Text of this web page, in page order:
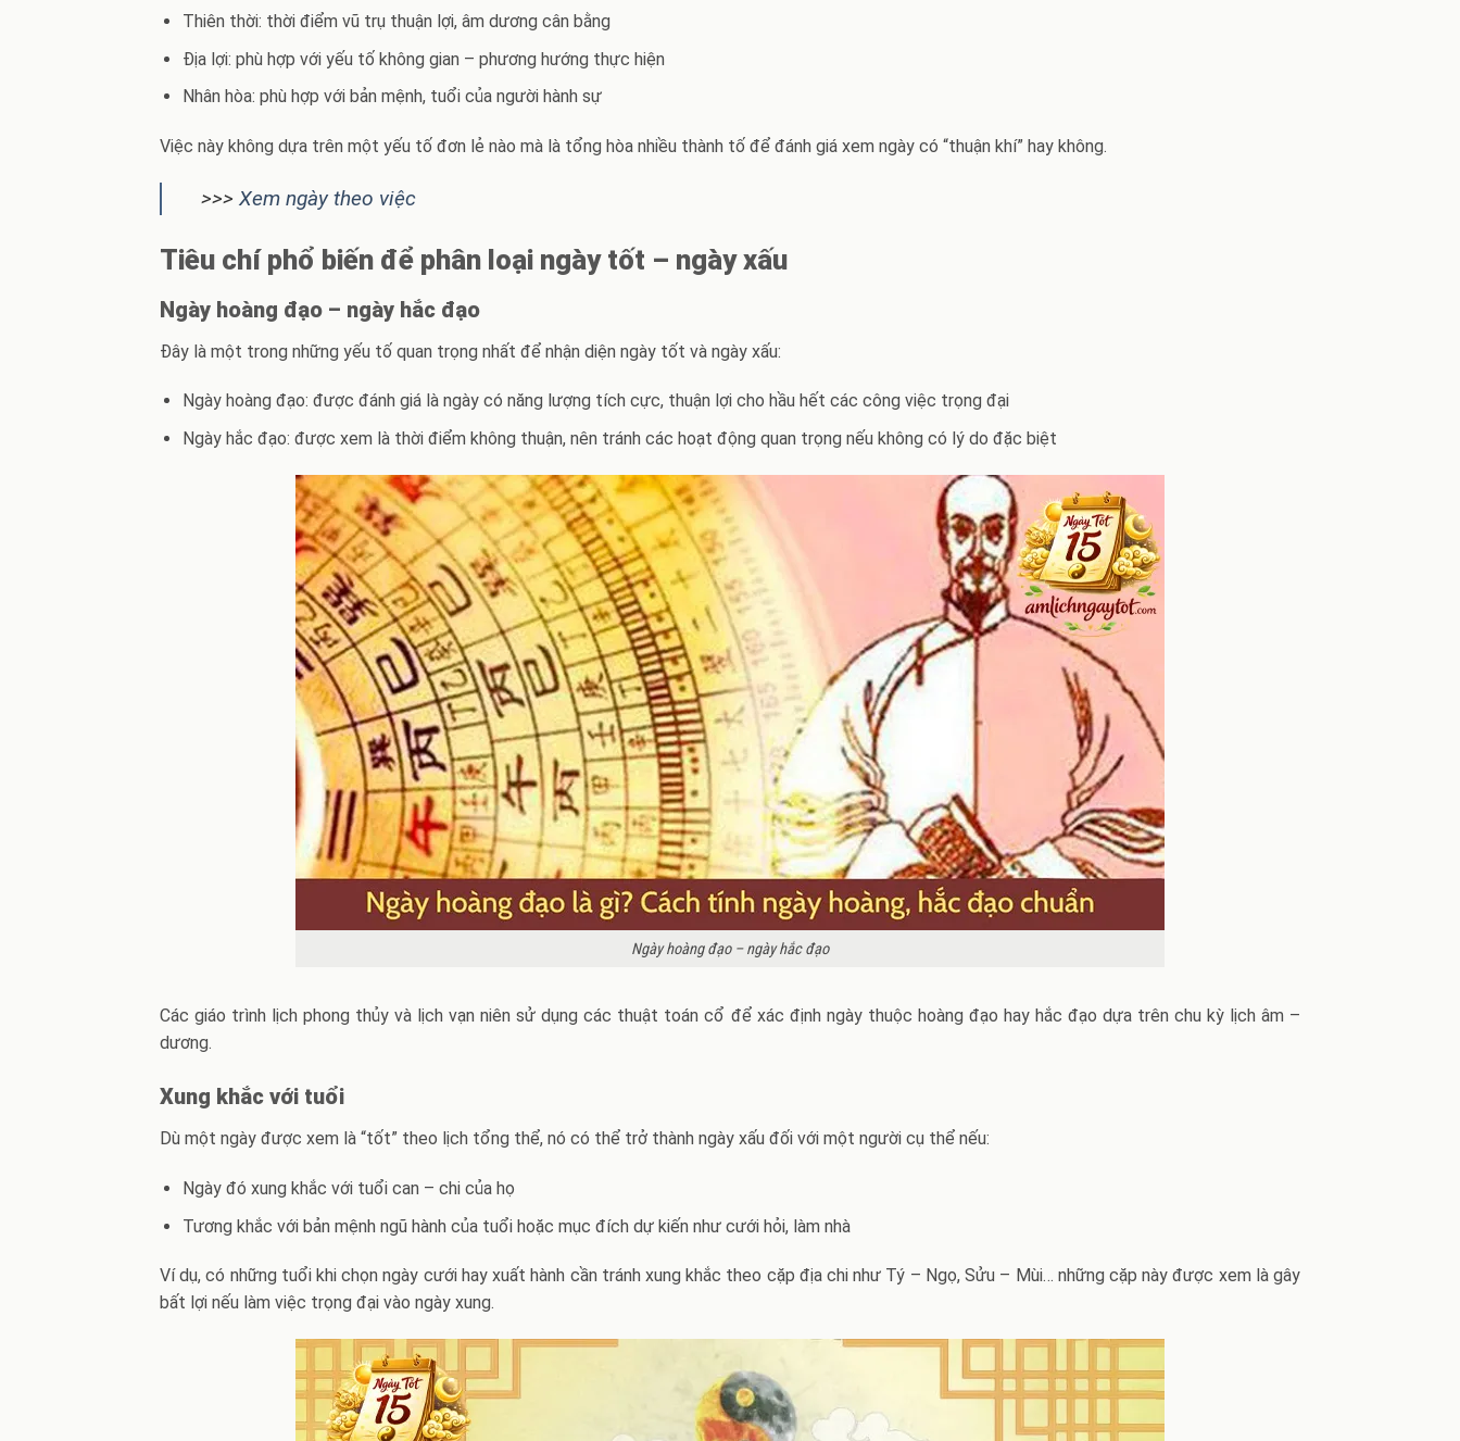
Thiên thời: thời điểm vũ trụ thuận lợi, âm dương cân bằng
Địa lợi: phù hợp với yếu tố không gian – phương hướng thực hiện
Nhân hòa: phù hợp với bản mệnh, tuổi của người hành sự
Việc này không dựa trên một yếu tố đơn lẻ nào mà là tổng hòa nhiều thành tố để đánh giá xem ngày có “thuận khí” hay không.
>>> Xem ngày theo việc
Tiêu chí phổ biến để phân loại ngày tốt – ngày xấu
Ngày hoàng đạo – ngày hắc đạo
Đây là một trong những yếu tố quan trọng nhất để nhận diện ngày tốt và ngày xấu:
Ngày hoàng đạo: được đánh giá là ngày có năng lượng tích cực, thuận lợi cho hầu hết các công việc trọng đại
Ngày hắc đạo: được xem là thời điểm không thuận, nên tránh các hoạt động quan trọng nếu không có lý do đặc biệt
Ngày hoàng đạo – ngày hắc đạo
Các giáo trình lịch phong thủy và lịch vạn niên sử dụng các thuật toán cổ để xác định ngày thuộc hoàng đạo hay hắc đạo dựa trên chu kỳ lịch âm –
dương.
Xung khắc với tuổi
Dù một ngày được xem là “tốt” theo lịch tổng thể, nó có thể trở thành ngày xấu đối với một người cụ thể nếu:
Ngày đó xung khắc với tuổi can – chi của họ
Tương khắc với bản mệnh ngũ hành của tuổi hoặc mục đích dự kiến như cưới hỏi, làm nhà
Ví dụ, có những tuổi khi chọn ngày cưới hay xuất hành cần tránh xung khắc theo cặp địa chi như Tý – Ngọ, Sửu – Mùi… những cặp này được xem là gây
bất lợi nếu làm việc trọng đại vào ngày xung.